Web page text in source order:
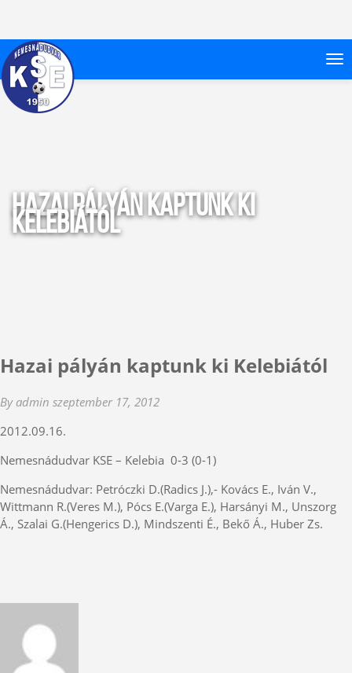
Hazai pályán kaptunk ki
Kelebiától
Hazai pályán kaptunk ki Kelebiától
By admin szeptember 17, 2012
2012.09.16.
Nemesnádudvar KSE – Kelebia 0-3 (0-1)
Nemesnádudvar: Petróczki D.(Radics J.),- Kovács E., Iván V.,
Wittmann R.(Veres M.), Pócs E.(Varga E.), Harsányi M., Unszorg
Á., Szalai G.(Hengerics D.), Mindszenti É., Bekő Á., Huber Zs.